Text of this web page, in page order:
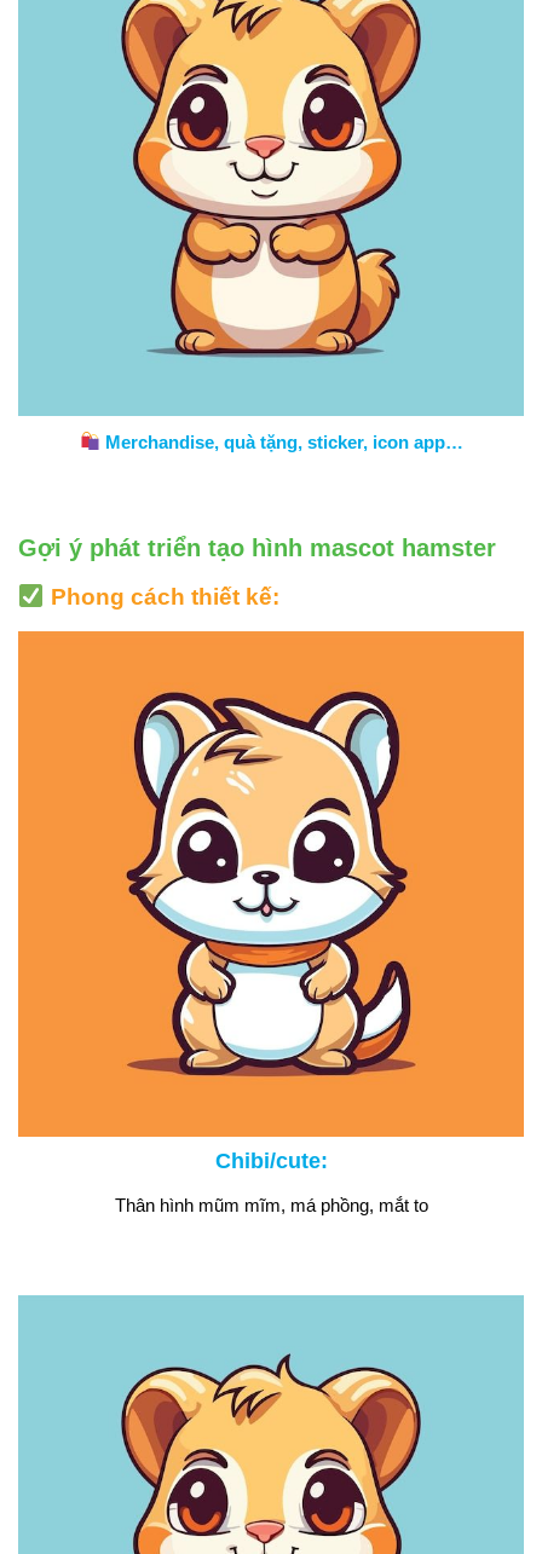
Merchandise, quà tặng, sticker, icon app…
Gợi ý phát triển tạo hình mascot hamster
Phong cách thiết kế:
Chibi/cute:
Thân hình mũm mĩm, má phồng, mắt to